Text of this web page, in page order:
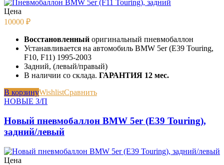
Цена
10000 ₽
Восстановленный оригинальный пневмобаллон
Устанавливается на автомобиль BMW 5er (E39 Touring,
F10, F11) 1995-2003
Задний, (левый/правый)
В наличии со склада. ГАРАНТИЯ 12 мес.
В корзинуWishlistСравнить
НОВЫЕ З/П
Новый пневмобаллон BMW 5er (E39 Touring),
задний/левый
Цена